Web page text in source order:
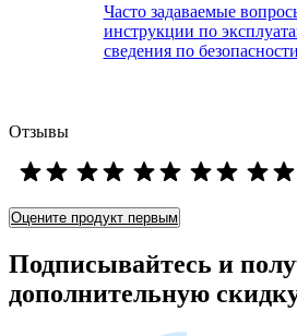
Часто задаваемые
инструкции по
сведения по
Отзывы
Оцените продукт первым
Подписывайтесь и
дополнительную